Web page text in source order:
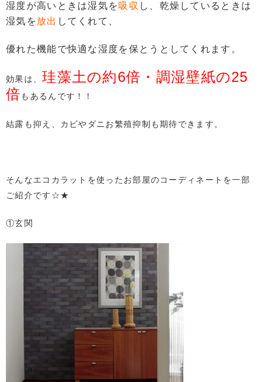
湿度が高いときは湿気を吸収 し、乾燥しているときは
湿気を放出 してくれて、
優れた機能で快適な湿度を保とうとしてくれます。
効果は、珪藻土の約6倍・調湿壁紙の25
倍もあるんです！！
結露も抑え、カビやダニお繁殖抑制も期待できます。
そんなエコカラットを使ったお部屋のコーディネートを一部
ご紹介です☆★
①玄関